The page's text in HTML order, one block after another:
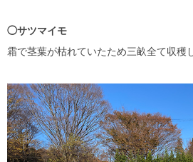
◯サツマイモ
霜で茎葉が枯れていたため三畝全て収穫